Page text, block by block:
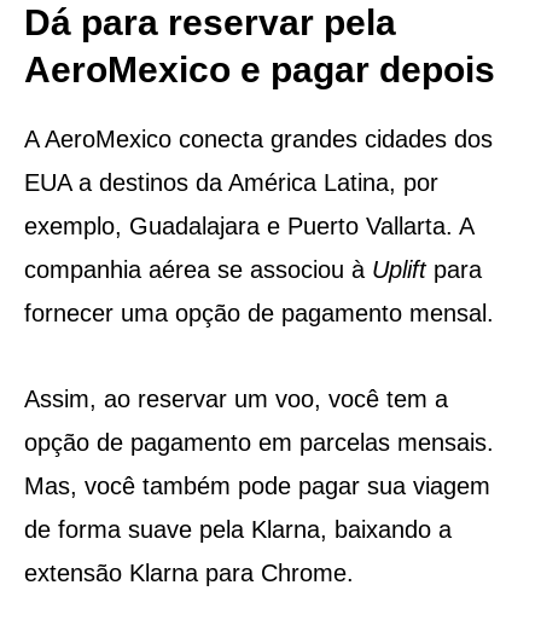
Dá para reservar pela
AeroMexico e pagar depois
A AeroMexico conecta grandes cidades dos
EUA a destinos da América Latina, por
exemplo, Guadalajara e Puerto Vallarta. A
companhia aérea se associou à Upliftpara
fornecer uma opção de pagamento mensal.
Assim, ao reservar um voo, você tem a
opção de pagamento em parcelas mensais.
Mas, você também pode pagar sua viagem
de forma suave pela Klarna, baixando a
extensão Klarna para Chrome.